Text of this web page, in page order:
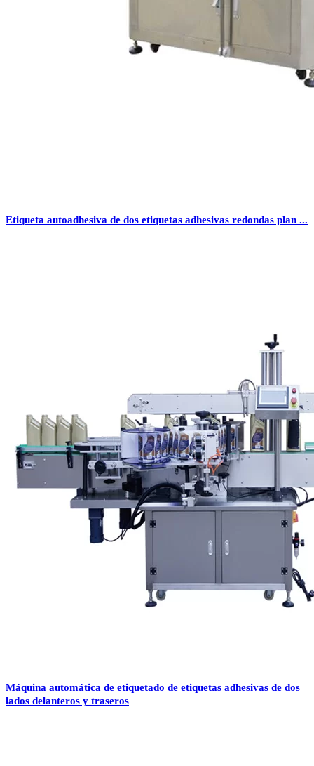
Etiqueta autoadhesiva de dos etiquetas adhesivas redondas plan ...
Máquina automática de etiquetado de etiquetas adhesivas de dos
lados delanteros y traseros